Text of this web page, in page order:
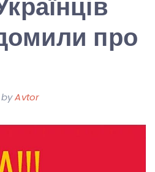
про
Avtor